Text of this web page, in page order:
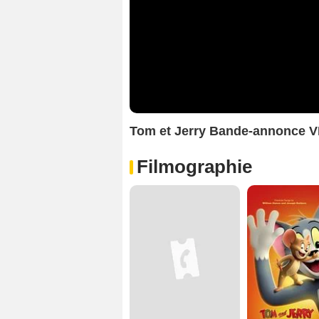
Tom et Jerry Bande-annonce
Filmographie